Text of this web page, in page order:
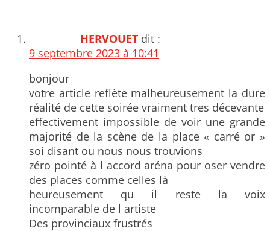
HERVOUET dit :
9 septembre 2023 à 10:41
bonjour
votre article reflète malheureusement la dure
réalité de cette soirée vraiment tres décevante
effectivement impossible de voir une grande
majorité de la scène de la place « carré or »
soi disant ou nous nous trouvions
zéro pointé à l accord aréna pour oser vendre
des places comme celles là
heureusement qu il reste la voix
incomparable de l artiste
Des provinciaux frustrés